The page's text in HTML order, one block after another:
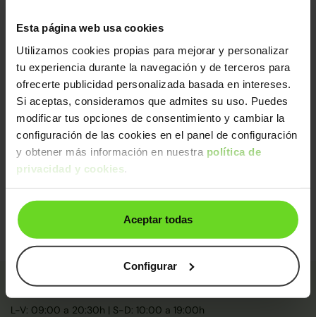
Esta página web usa cookies
Utilizamos cookies propias para mejorar y personalizar
tu experiencia durante la navegación y de terceros para
ofrecerte publicidad personalizada basada en intereses.
Si aceptas, consideramos que admites su uso. Puedes
modificar tus opciones de consentimiento y cambiar la
configuración de las cookies en el panel de configuración
y obtener más información en nuestra política de
privacidad y cookies
Aceptar todas
Configurar
cargas y kilometraje garantizado
Diagnosis avanzada
Mecánica impecable (con sustitución de piezas
clave)
Control final de calidad y seguridad
De un equipo de+250 expertos, este coche ha sido
certificado y pasado control de calidad:
¿Alguna duda? Te llamamos gratis
L-V: 09:00 a 20:30h | S-D: 10:00 a 19:00h